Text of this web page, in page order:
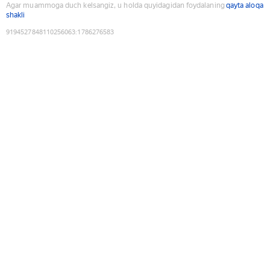
Agar muammoga duch kelsangiz, u holda quyidagidan foydalaning qayta aloqa
shakli
9194527848110256063:1786276583